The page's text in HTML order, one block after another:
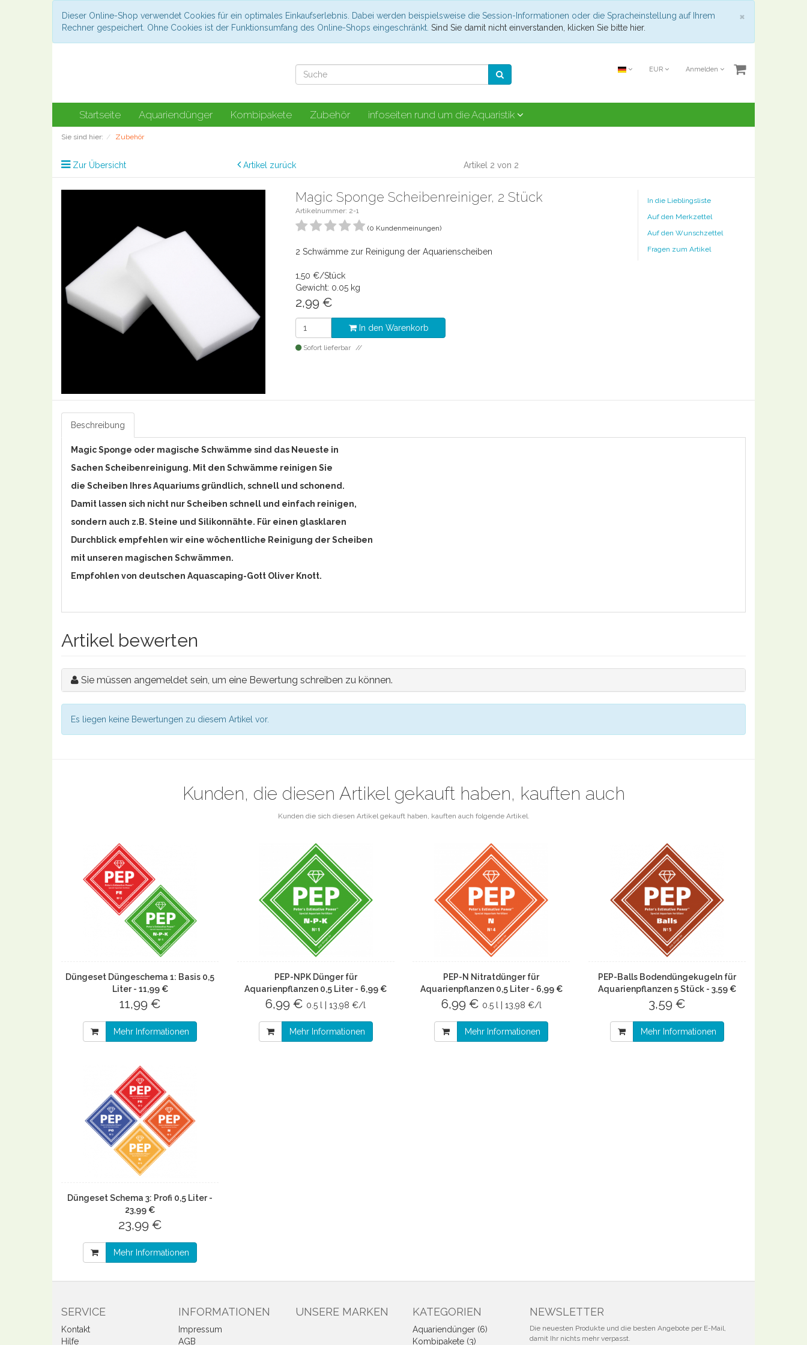
×
Dieser Online-Shop verwendet Cookies für ein optimales Einkaufserlebnis. Dabei werden beispielsweise die Session-Informationen oder die Spracheinstellung auf Ihrem
Rechner gespeichert. Ohne Cookies ist der Funktionsumfang des Online-Shops eingeschränkt. Sind Sie damit nicht einverstanden, klicken Sie bitte hier.
EUR Anmelden
Startseite Aquariendünger Kombipakete Zubehör infoseiten rund um die Aquaristik
Sie sind hier: Zubehör
Zur Übersicht Artikel zurück Artikel 2 von 2
Magic Sponge Scheibenreiniger, 2 Stück
Artikelnummer: 2-1
(0 Kundenmeinungen)
2 Schwämme zur Reinigung der Aquarienscheiben
1,50 €/Stück
Gewicht: 0.05 kg
2,99 €
In den Warenkorb
Sofort lieferbar
In die Lieblingsliste
Auf den Merkzettel
Auf den Wunschzettel
Fragen zum Artikel
Beschreibung
Magic Sponge oder magische Schwämme sind das Neueste in
Sachen Scheibenreinigung. Mit den Schwämme reinigen Sie
die Scheiben Ihres Aquariums gründlich, schnell und schonend.
Damit lassen sich nicht nur Scheiben schnell und einfach reinigen,
sondern auch z.B. Steine und Silikonnähte. Für einen glasklaren
Durchblick empfehlen wir eine wöchentliche Reinigung der Scheiben
mit unseren magischen Schwämmen.
Empfohlen von deutschen Aquascaping-Gott Oliver Knott.
Artikel bewerten
Sie müssen angemeldet sein, um eine Bewertung schreiben zu können.
Es liegen keine Bewertungen zu diesem Artikel vor.
Kunden, die diesen Artikel gekauft haben, kauften auch
Kunden die sich diesen Artikel gekauft haben, kauften auch folgende Artikel.
Düngeset Düngeschema 1: Basis 0,5
Liter - 11,99 €
11,99 €
Mehr Informationen
PEP-NPK Dünger für
Aquarienpflanzen 0,5 Liter - 6,99 €
6,99 € 0.5 l | 13,98 €/l
Mehr Informationen
PEP-N Nitratdünger für
Aquarienpflanzen 0,5 Liter - 6,99 €
6,99 € 0.5 l | 13,98 €/l
Mehr Informationen
PEP-Balls Bodendüngekugeln für
Aquarienpflanzen 5 Stück - 3,59 €
3,59 €
Mehr Informationen
Düngeset Schema 3: Profi 0,5 Liter -
23,99 €
23,99 €
Mehr Informationen
SERVICE
Kontakt
Hilfe
INFORMATIONEN
Impressum
AGB
UNSERE MARKEN KATEGORIEN
Aquariendünger (6)
Kombipakete (3)
NEWSLETTER
Die neuesten Produkte und die besten Angebote per E-Mail,
damit Ihr nichts mehr verpasst.